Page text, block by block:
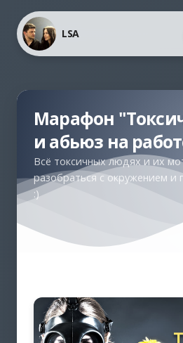
LSA
Марафон
и абьюз на
Всё токсичных людях и их
разобраться с окружением и
:)